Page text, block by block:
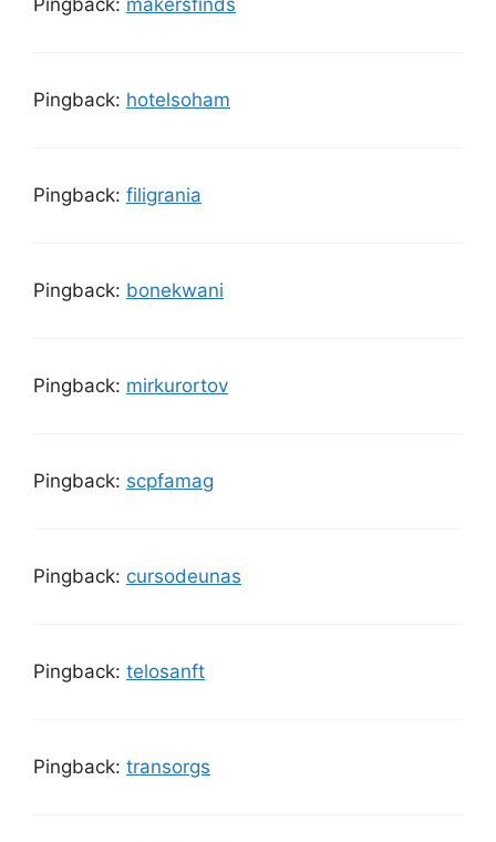
Pingback: makersfinds
Pingback: hotelsoham
Pingback: filigrania
Pingback: bonekwani
Pingback: mirkurortov
Pingback: scpfamag
Pingback: cursodeunas
Pingback: telosanft
Pingback: transorgs